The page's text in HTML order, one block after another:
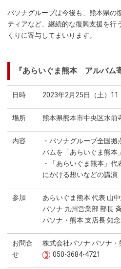
パソナグループは今後も、熊本県の
ティアなど、継続的な復興支援を行
くりに寄与してまいります。
『あらいぐま熊本 アルバム
日時 2023年2月25日（土）11
場所 熊本県熊本市中央区水前
内容
・パソナグループ全国
バムを「あらいぐま熊本
・「あらいぐま熊本」
にかける想いなどの講演
参加
あらいぐま熊本 代表 山
パソナ 九州営業部 部長
パソナ・熊本 支店長 知
お問合
せ
株式会社パソナ パソナ
050-3684-4721